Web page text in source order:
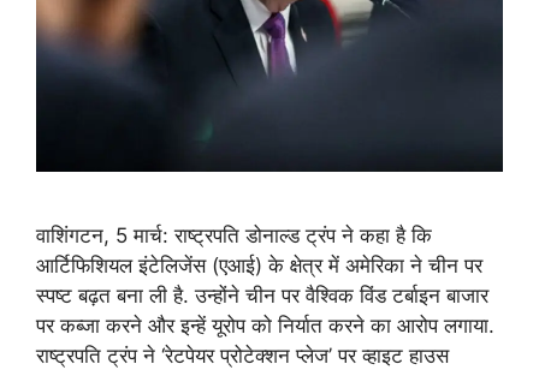
वाशिंगटन, 5 मार्च: राष्ट्रपति डोनाल्ड ट्रंप ने कहा है कि
आर्टिफिशियल इंटेलिजेंस (एआई) के क्षेत्र में अमेरिका ने चीन पर
स्पष्ट बढ़त बना ली है. उन्होंने चीन पर वैश्विक विंड टर्बाइन बाजार
पर कब्जा करने और इन्हें यूरोप को निर्यात करने का आरोप लगाया.
राष्ट्रपति ट्रंप ने ‘रेटपेयर प्रोटेक्शन प्लेज’ पर व्हाइट हाउस